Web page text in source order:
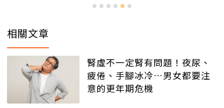
相關文章
腎虛不一定腎有問題！夜尿、
疲倦、手腳冰冷…男女都要注
意的更年期危機